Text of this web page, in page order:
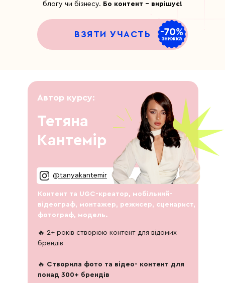
ВЗЯТИ УЧАСТЬ
блогу чи бізнесу. Бо контент - вирішує!
Тетяна
Кантемір
Контент та UGC-креатор, мобільний-
відеограф, монтажер, режисер, сценарист,
фотограф, модель.
🔥 2+ років створюю контент для відомих
брендів
🔥 Створила фото та відео- контент для
понад 300+ брендів
Автор курсу:
@tanyakantemir